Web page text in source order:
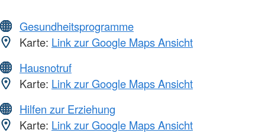
Gesundheitsprogramme
Karte: Link zur Google Maps Ansicht
Hausnotruf
Karte: Link zur Google Maps Ansicht
Hilfen zur Erziehung
Karte: Link zur Google Maps Ansicht